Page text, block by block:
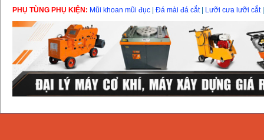
PHỤ TÙNG PHỤ KIỆN: Mũi khoan mũi đục Đá mài đá cắt| Lưỡi cưa lưỡi cắt